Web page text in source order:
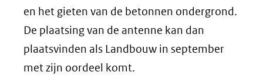
en het gieten van de betonnen ondergrond.
De plaatsing van de antenne kan dan
plaatsvinden als Landbouw in september
met zijn oordeel komt.